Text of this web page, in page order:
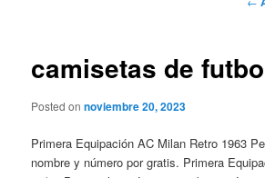
camisetas de
Posted onnoviembre 20, 2023
Primera Equipación AC Milan Retro 1963
nombre y número por gratis. Primera